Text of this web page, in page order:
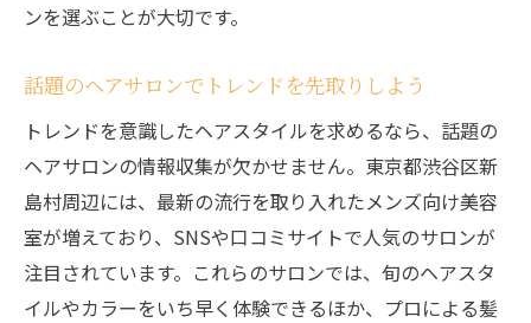
ンを選ぶことが大切です。
話題のヘアサロンでトレンドを先取りしよう
トレンドを意識したヘアスタイルを求めるなら、話題の
ヘアサロンの情報収集が欠かせません。東京都渋谷区新
島村周辺には、最新の流行を取り入れたメンズ向け美容
室が増えており、SNSや口コミサイトで人気のサロンが
注目されています。これらのサロンでは、旬のヘアスタ
イルやカラーをいち早く体験できるほか、プロによる髪